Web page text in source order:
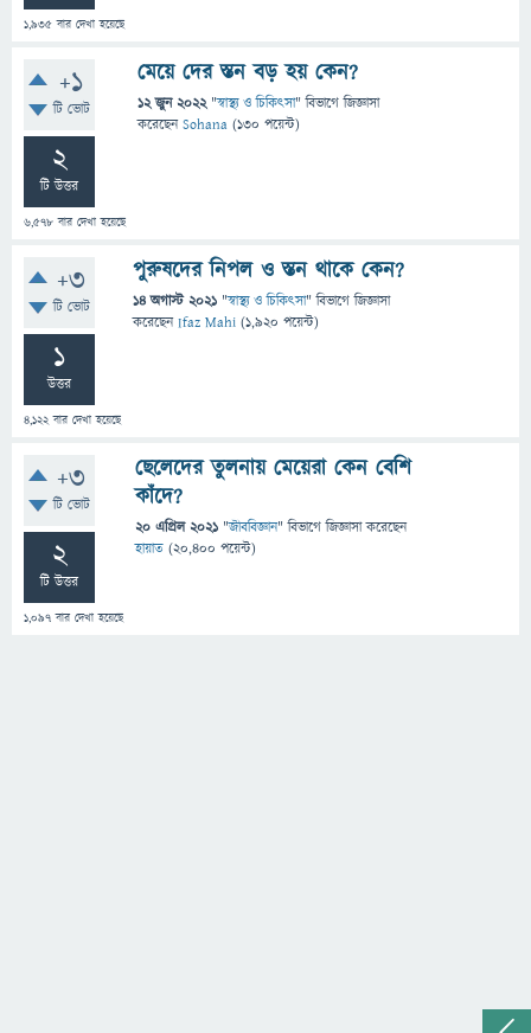
1,935 বার দেখা হয়েছে
+1
টি ভোট
2
টি উত্তর
6,578 বার দেখা হয়েছে
মেয়ে দের স্তন বড় হয় কেন?
12 জুন 2022 "স্বাস্থ্য ও চিকিৎসা" বিভাগে জিজ্ঞাসা
করেছেনSohana (130 পয়েন্ট)
+3
টি ভোট
1
উত্তর
4,122বার দেখা হয়েছে
পুরুষদের নিপল ও স্তন থাকে কেন?
14 অগাস্ট 2021 "স্বাস্থ্য ও চিকিৎসা" বিভাগে জিজ্ঞাসা
করেছেনIfaz Mahi (1,920 পয়েন্ট)
+3
টি ভোট
2
টি উত্তর
1,097 বার দেখা হয়েছে
ছেলেদের তুলনায় মেয়েরা কেন বেশি
কাঁদে?
20 এপ্রিল 2021 "জীববিজ্ঞান" বিভাগে জিজ্ঞাসাকরেছেন
হায়াত (20,400 পয়েন্ট)